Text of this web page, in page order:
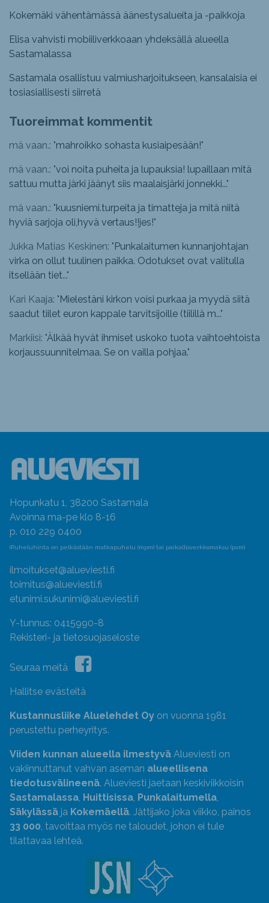
Kokemäki vähentämässä äänestysalueita ja -paikkoja
Elisa vahvisti mobiiliverkkoaan yhdeksällä alueella
Sastamalassa
Sastamala osallistuu valmiusharjoitukseen, kansalaisia ei
tosiasiallisesti siirretä
Tuoreimmat kommentit
mä vaan.: "mahroikko sohasta kusiaipesään!"
mä vaan.: "voi noita puheita ja lupauksia! lupaillaan mitä
sattuu mutta järki jäänyt siis maalaisjärki jonnekki..."
mä vaan.: "kuusniemi.turpeita ja timatteja ja mitä niitä
hyviä sarjoja oli,hyvä vertaus!!jes!"
Jukka Matias Keskinen: " Punkalaitumen kunnanjohtajan
virka on ollut tuulinen paikka. Odotukset ovat valitulla
itsellään tiet..."
Kari Kaaja: " Mielestäni kirkon voisi purkaa ja myydä siitä
saadut tiilet euron kappale tarvitsijoille (tiilillä m..."
Markiisi: "Älkää hyvät ihmiset uskoko tuota vaihtoehtoista
korjaussuunnitelmaa. Se on vailla pohjaa."
Hopunkatu 1, 38200 Sastamala
Avoinna ma-pe klo 8-16
p. 010 229 0400
(Puheluhinta on pelkästään matkapuhelu (mpm) tai paikallisverkkomaksu (pvm)
ilmoitukset@alueviesti.fi
toimitus@alueviesti.fi
etunimi.sukunimi@alueviesti.fi
Y-tunnus: 0415990-8
Rekisteri- ja tietosuojaseloste
Seuraa meitä
Hallitse evästeitä
Kustannusliike Aluelehdet Oy on vuonna 1981
perustettu perheyritys.
Viiden kunnan alueella ilmestyvä Alueviesti on
vakiinnuttanut vahvan aseman alueellisena
tiedotusvälineenä. Alueviesti jaetaan keskiviikkoisin
Sastamalassa, Huittisissa, Punkalaitumella,
Säkylässä ja Kokemäellä. Jättijako joka viikko, painos
33 000, tavoittaa myös ne taloudet, johon ei tule
tilattavaa lehteä.